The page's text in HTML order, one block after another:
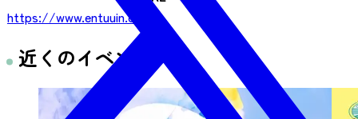
https://www.entuuin.or.jp/
近くのイベント